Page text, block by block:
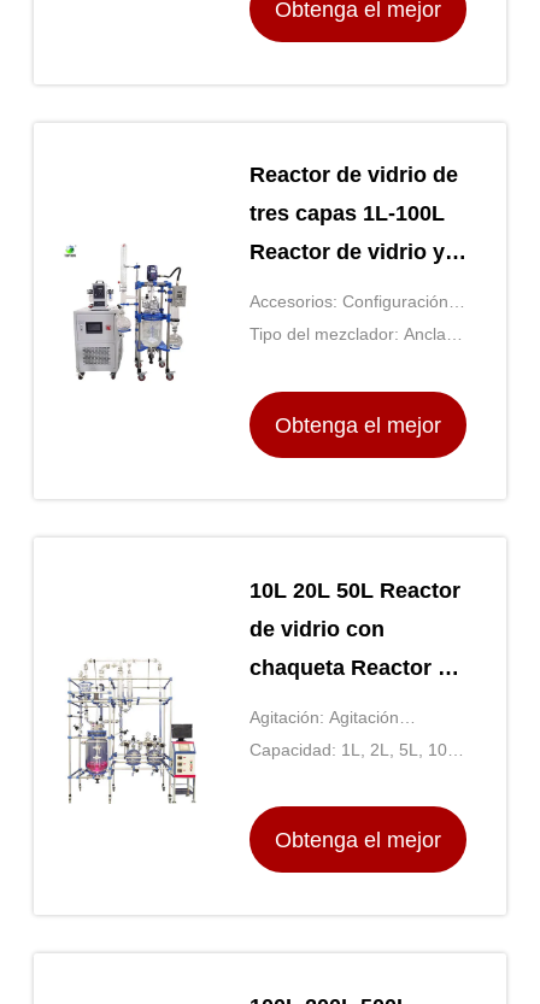
superficie
Obtenga el mejor
Reactor de vidrio de
tres capas 1L-100L
Reactor de vidrio y
acero inoxidable
Accesorios: Configuración
de condensador, reflujo o
Tipo del mezclador: Ancla,
Obtenga el mejor
10L 20L 50L Reactor
de vidrio con
chaqueta Reactor de
vidrio y acero
inoxidable
Agitación: Agitación
magnética o aérea
Capacidad: 1L, 2L, 5L, 10L,
1000L
Obtenga el mejor